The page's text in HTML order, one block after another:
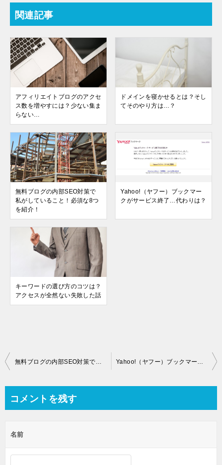
関連記事
アフィリエイトブログのアクセ
ス数を増やすには？少ない集ま
らない…
ドメインを寝かせるとは？そし
てそのやり方は…？
無料ブログの内部SEO対策で
私がしていること！必須な8つ
を紹介！
Yahoo!（ヤフー）ブックマー
クがサービス終了…代わりは？
キーワードの選び方のコツは？
アクセスが全然ない失敗した話
投
ビ
ー
シ
無料ブログの内部SEO対策で私がしていること！必須な8つを紹介！ Yahoo!（ヤフー）ブックマークがサービス終了…代わりは？
コメントを残す
名前